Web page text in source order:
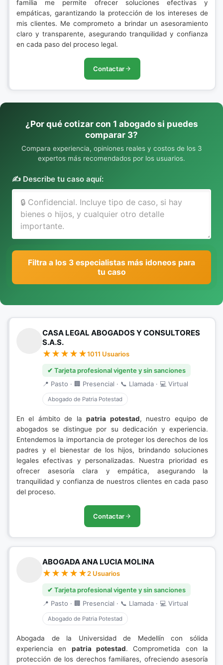
familia me permite ofrecer soluciones efectivas y
empáticas, garantizando la protección de los intereses de
mis clientes. Me comprometo a brindar un asesoramiento
claro y transparente, asegurando tranquilidad y confianza
en cada paso del proceso legal.
Contactar
¿Por qué cotizar con 1 abogado si puedes
comparar 3?
Compara experiencia, opiniones reales y costos de los 3
expertos más recomendados por los usuarios.
✍️ Describe tu caso aquí:
Filtra a los 3 especialistas más idoneos para
tu caso
CASA LEGAL ABOGADOS Y CONSULTORES
S.A.S.
1011 Usuarios
✔ Tarjeta profesional vigente y sin sanciones
📍 Pasto · 🏢 Presencial · 📞 Llamada · 💻 Virtual
Abogado de Patria Potestad
En el ámbito de lapatria potestad, nuestro equipo de
abogados se distingue por su dedicación y experiencia.
Entendemos la importancia de proteger los derechos de los
padres y el bienestar de los hijos, brindando soluciones
legales efectivas y personalizadas. Nuestra prioridad es
ofrecer asesoría clara y empática, asegurando la
tranquilidad y confianza de nuestros clientes en cada paso
del proceso.
Contactar
ABOGADA ANA LUCIA MOLINA
2 Usuarios
✔ Tarjeta profesional vigente y sin sanciones
📍 Pasto · 🏢 Presencial · 📞 Llamada · 💻 Virtual
Abogado de Patria Potestad
Abogada de la Universidad de Medellín con sólida
experiencia en patria potestad. Comprometida con la
protección de los derechos familiares, ofreciendo asesoría